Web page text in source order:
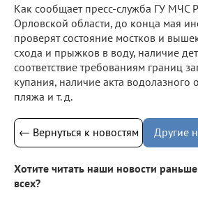
Как сообщает пресс-служба ГУ МЧС
Орловской области, до конца мая
проверят состояние мостков и
схода и прыжков в воду, наличие
соответствие требованиям границ
купания, наличие акта водолазного
пляжа и т. д.
← Вернуться к новостям Другие
Хотите читать наши новости раньше
всех?